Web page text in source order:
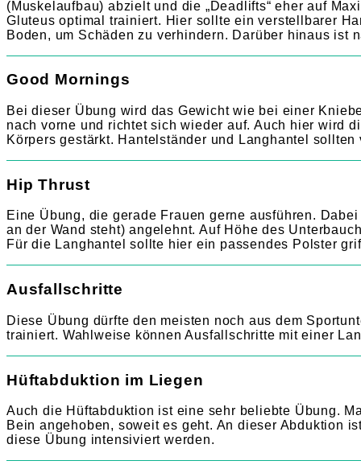
(Muskelaufbau) abzielt und die „Deadlifts“ eher auf
Gluteus optimal trainiert. Hier sollte ein verstellbarer
Boden, um Schäden zu verhindern. Darüber hinaus ist
Good Mornings
Bei dieser Übung wird das Gewicht wie bei einer
nach vorne und richtet sich wieder auf. Auch hier wird
Körpers gestärkt. Hantelständer und Langhantel sollten
Hip Thrust
Eine Übung, die gerade Frauen gerne ausführen.
an der Wand steht) angelehnt. Auf Höhe des
Für die Langhantel sollte hier ein passendes Polster
Ausfallschritte
Diese Übung dürfte den meisten noch aus dem
trainiert. Wahlweise können Ausfallschritte mit einer
Hüftabduktion im Liegen
Auch die Hüftabduktion ist eine sehr beliebte Übung.
Bein angehoben, soweit es geht. An dieser Abduktion
diese Übung intensiviert werden.